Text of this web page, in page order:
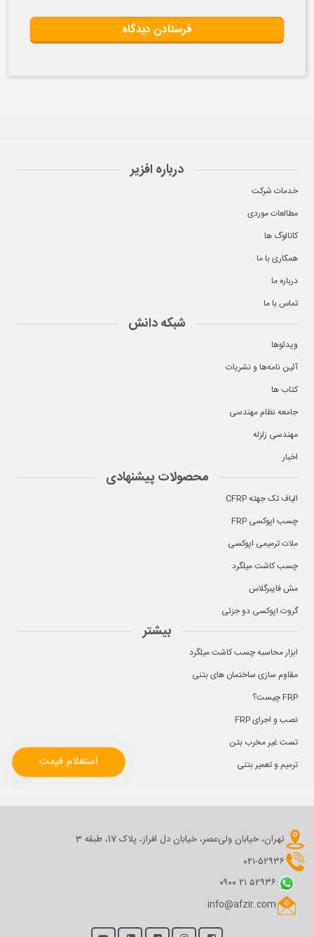
درباره افزیر
خدمات شرکت
مطالعات موردی
کاتالوگ ها
همکاری با ما
درباره ما
تماس با ما
شبکه دانش
ویدئوها
آئین نامه‌ها و نشریات
کتاب ها
جامعه نظام مهندسی
مهندسی زلزله
اخبار
محصولات پیشنهادی
الیاف تک جهته CFRP
چسب اپوکسی FRP
ملات ترمیمی اپوکسی
چسب کاشت میلگرد
مش فایبرگلاس
گروت اپوکسی دو جزئی
بیشتر
ابزار محاسبه چسب کاشت میلگرد
مقاوم سازی ساختمان های بتنی
FRP چیست؟
نصب و اجرای FRP
تست غیر مخرب بتن
ترمیم و تعمیر بتنی
تهران، خیابان ولی‌عصر، خیابان دل افراز، پلاک 17، طبقه 3
۰۲۱-۵۲۹۳۶
۰۹۰۰ ۲۱ ۵۲۹۳۶
info@afzir.com
استعلام قیمت